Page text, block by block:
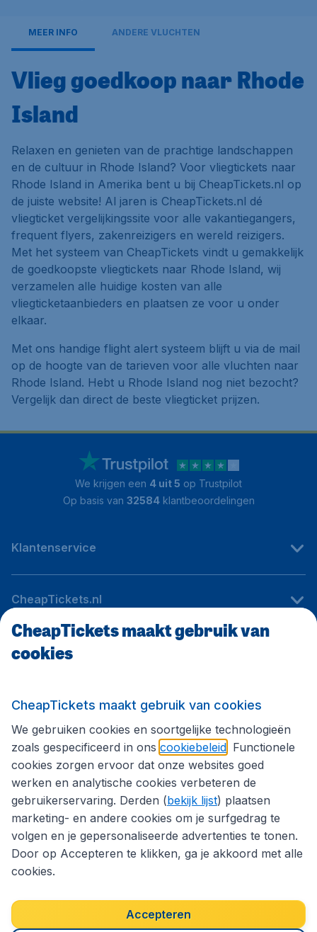
MEER INFO ANDERE VLUCHTEN
Vlieg goedkoop naar Rhode
Island
Relaxen en genieten van de prachtige landschappen
en de cultuur in Rhode Island? Voor vliegtickets naar
Rhode Island in Amerika bent u bij CheapTickets.nl op
de juiste website! Al jaren is CheapTickets.nl dé
vliegticket vergelijkingssite voor alle vakantiegangers,
frequent flyers, zakenreizigers en wereld reizigers.
Met het systeem van CheapTickets vindt u gemakkelijk
de goedkoopste vliegtickets naar Rhode Island, wij
verzamelen alle huidige kosten van alle
vliegticketaanbieders en plaatsen ze voor u onder
elkaar.
Met ons handige flight alert systeem blijft u via de mail
op de hoogte van de tarieven voor alle vluchten naar
Rhode Island. Hebt u Rhode Island nog niet bezocht?
Vergelijk dan direct de beste vliegticket prijzen.
We krijgen een 4 uit 5 op Trustpilot
Op basis van 32584klantbeoordelingen
Klantenservice
CheapTickets.nl
Internationale sites
Volg CheapTickets.nl
Privacybeleid
Copyright © 2026
CheapTickets maakt gebruik van
cookies
CheapTickets maakt gebruik van cookies
We gebruiken cookies en soortgelijke technologieën
zoals gespecificeerd in ons cookiebeleid . Functionele
cookies zorgen ervoor dat onze websites goed
werken en analytische cookies verbeteren de
gebruikerservaring. Derden (bekijk lijst) plaatsen
marketing- en andere cookies om je surfgedrag te
volgen en je gepersonaliseerde advertenties te tonen.
Door op Accepteren te klikken, ga je akkoord met alle
cookies.
Accepteren